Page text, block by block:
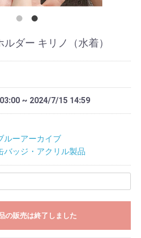
ダー キリノ（水着）
~ 2024/7/15 14:59
ルーアーカイブ
バッジ・アクリル製品
の販売は終了しました